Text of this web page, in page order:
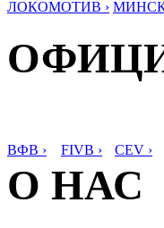
ЛОКОМОТИВ › МИНСК
ВФВ › FIVB › CEV ›
О НАС